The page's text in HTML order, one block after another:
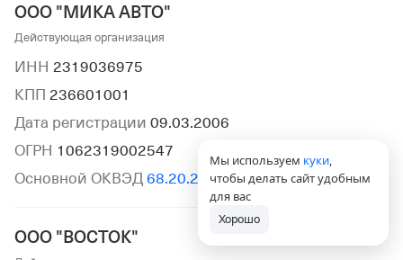
ООО "МИКА АВТО"
Действующая организация
ИНН 2319036975
КПП 236601001
Дата регистрации 09.03.2006
ОГРН 1062319002547
Основной ОКВЭД 68.20.2
ООО "ВОСТОК"
Мы используем куки,
чтобы делать сайт удобным
для вас
Хорошо